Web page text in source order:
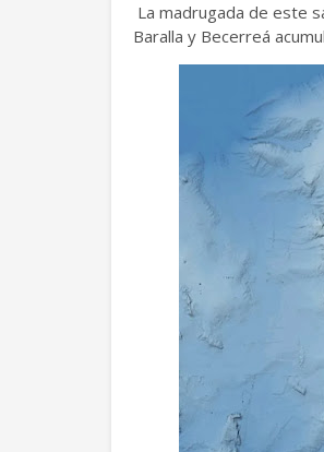
La madrugada de este
Baralla y Becerreá